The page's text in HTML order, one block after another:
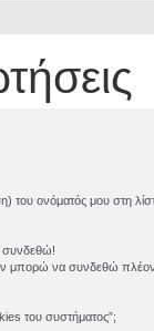
του ονόματός μου στη
συνδεθώ!
μπορώ να συνδεθώ
του συστήματος”;